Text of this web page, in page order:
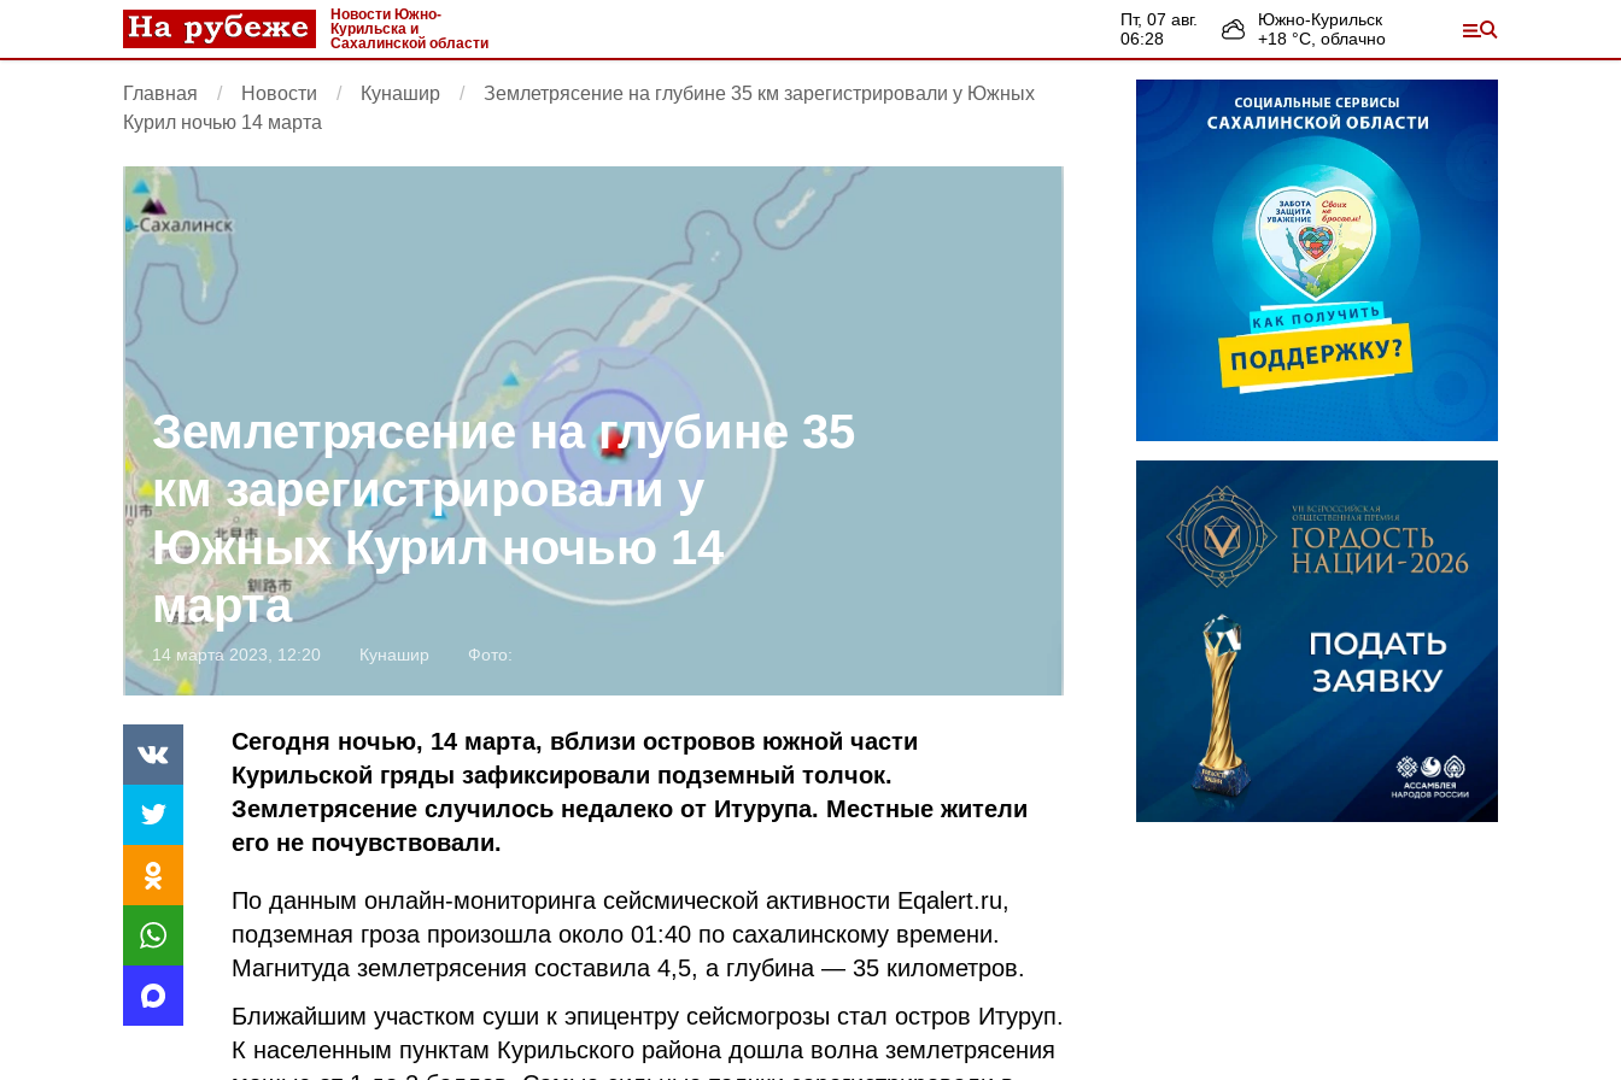
Новости Южно-
Курильска и
Сахалинской области
пт, 07 авг.
06:28
Южно-Курильск
+18 °С, облачно
Главная Новости Кунашир
Землетрясение на глубине 35 км зарегистрировали у Южных
Курил ночью 14 марта
Землетрясение на глубине 35
км зарегистрировали у
Южных Курил ночью 14
марта
14 марта 2023, 12:20 Кунашир Фото:
Сегодня ночью, 14 марта, вблизи островов южной части
Курильской гряды зафиксировали подземный толчок.
Землетрясение случилось недалеко от Итурупа. Местные жители
его не почувствовали.
По данным онлайн-мониторинга сейсмической активности Eqalert.ru,
подземная гроза произошла около 01:40 по сахалинскому времени.
Магнитуда землетрясения составила 4,5, а глубина — 35 километров.
Ближайшим участком суши к эпицентру сейсмогрозы стал остров Итуруп.
К населенным пунктам Курильского района дошла волна землетрясения